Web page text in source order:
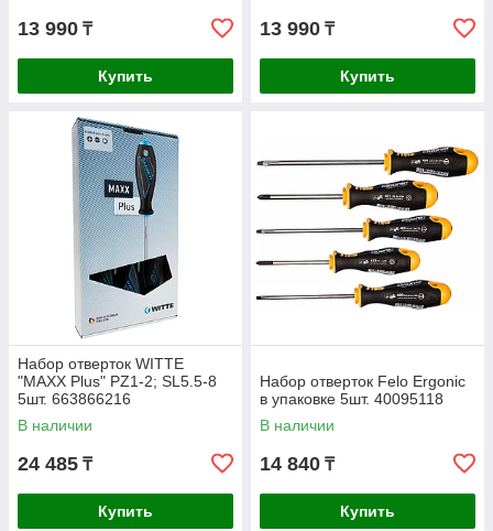
13 990 ₸
Купить
13 990 ₸
Купить
Набор отверток WITTE
"MAXX Plus" PZ1-2; SL5.5-8
5шт. 663866216
В наличии
24 485 ₸
Купить
Набор отверток Felo Ergonic
в упаковке 5шт. 40095118
В наличии
14 840 ₸
Купить